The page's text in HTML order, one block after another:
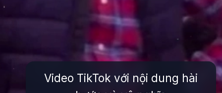
Video TikTok với nội dung hài